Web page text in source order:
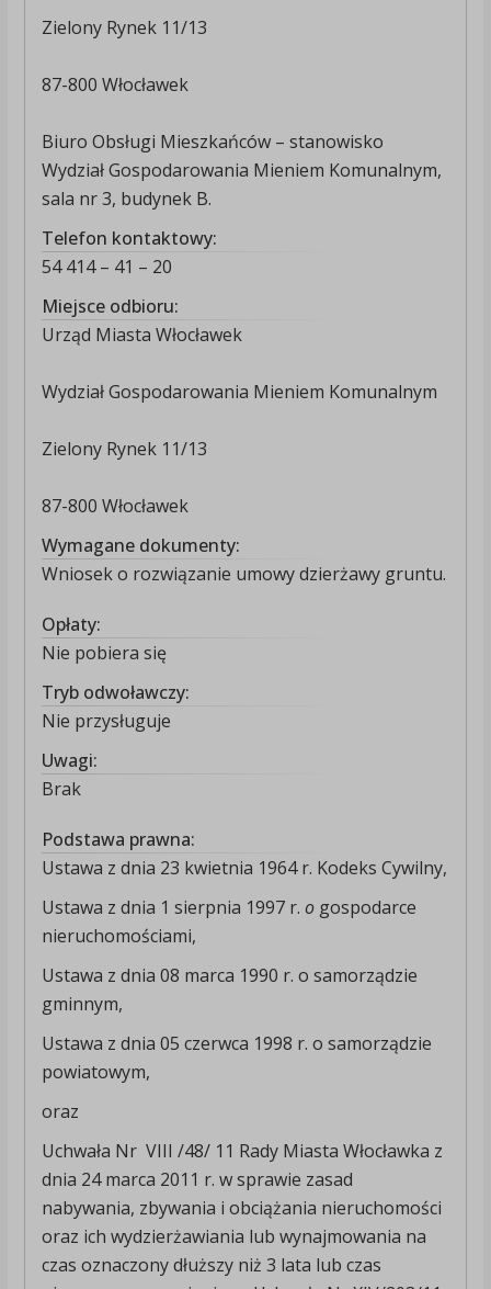
Zielony Rynek 11/13
87-800 Włocławek
Biuro Obsługi Mieszkańców – stanowisko
Wydział Gospodarowania Mieniem Komunalnym,
sala nr 3, budynek B.
Telefon kontaktowy:
54 414 – 41 – 20
Miejsce odbioru:
Urząd Miasta Włocławek
Wydział Gospodarowania Mieniem Komunalnym
Zielony Rynek 11/13
87-800 Włocławek
Wymagane dokumenty:
Wniosek o rozwiązanie umowy dzierżawy gruntu.
Opłaty:
Nie pobiera się
Tryb odwoławczy:
Nie przysługuje
Uwagi:
Brak
Podstawa prawna:
Ustawa z dnia 23 kwietnia 1964 r. Kodeks Cywilny,
Ustawa z dnia 1 sierpnia 1997 r. o gospodarce
nieruchomościami,
Ustawa z dnia 08 marca 1990 r. o samorządzie
gminnym,
Ustawa z dnia 05 czerwca 1998 r. o samorządzie
powiatowym,
oraz
Uchwała Nr VIII /48/ 11 Rady Miasta Włocławka z
dnia 24 marca 2011 r. w sprawie zasad
nabywania, zbywania i obciążania nieruchomości
oraz ich wydzierżawiania lub wynajmowania na
czas oznaczony dłuższy niż 3 lata lub czas